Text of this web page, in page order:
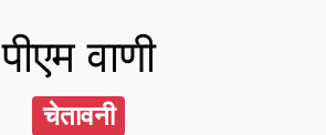
पीएम वाणी
चेतावनी